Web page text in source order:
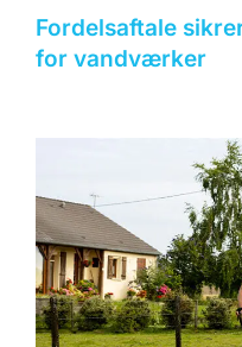
Fordelsaftale
for vandværker